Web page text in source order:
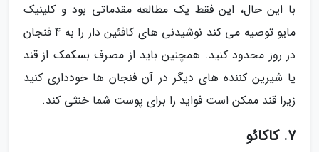
با این حال، این فقط یک مطالعه مقدماتی بود و کلینیک
مایو توصیه می کند نوشیدنی های کافئین دار را به 4 فنجان
در روز محدود کنید. همچنین باید از مصرف بسکمک از قند
یا شیرین کننده های دیگر در آن فنجان ها خودداری کنید
زیرا قند ممکن است فواید را برای پوست شما خنثی کند.
7. کاکائو